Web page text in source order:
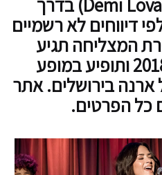
האם דמי לובאטו (Demi Lovato) בדרך
דיווחים לא רשמיים
המצליחה תגיע
לישראל בחודש יולי 2018 ותופיע במופע
בירושלים. אתר
כל הפרטים.